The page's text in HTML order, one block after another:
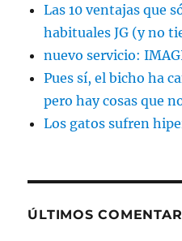
Las 10 ventajas que
habituales JG (y no
nuevo servicio:
Pues sí, el bicho ha
pero hay cosas que
Los gatos sufren
ÚLTIMOS